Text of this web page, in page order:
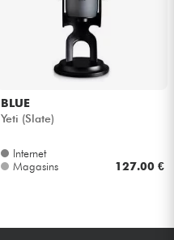
BLUE
Yeti (Slate)
Internet
Magasins
127.00 €